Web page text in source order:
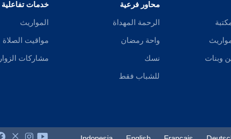
وبنات
محاور فرعية
الرحمة المهداة
واحة رمضان
نسك
للشباب فقط
خدمات تفاعلية
المواريث
مواقيت الصلاة
مشاركات الزوار